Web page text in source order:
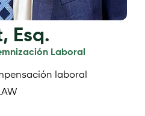
Esq.
Laboral
laboral